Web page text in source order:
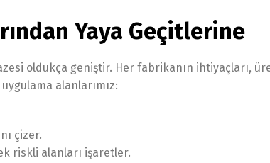
Yaya Geçitlerine
oldukça geniştir. Her fabrikanın ihtiyaçları,
alanlarımız:
çizer.
riskli alanları işaretler.